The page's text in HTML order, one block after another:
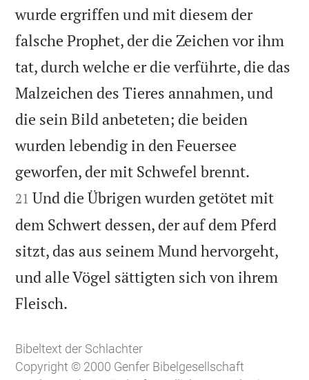
wurde ergriffen und mit diesem der
falsche Prophet, der die Zeichen vor ihm
tat, durch welche er die verführte, die das
Malzeichen des Tieres annahmen, und
die sein Bild anbeteten; die beiden
wurden lebendig in den Feuersee
geworfen, der mit Schwefel brennt.
21 Und die Übrigen wurden getötet mit
dem Schwert dessen, der auf dem Pferd
sitzt, das aus seinem Mund hervorgeht,
und alle Vögel sättigten sich von ihrem
Fleisch.
Bibeltext der Schlachter
Copyright © 2000 Genfer Bibelgesellschaft